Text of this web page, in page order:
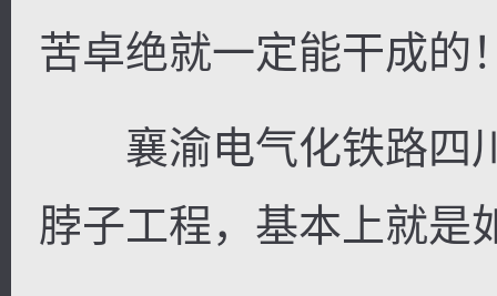
苦卓绝就一定能干成的
襄渝电气化铁路四
脖子工程，基本上就是